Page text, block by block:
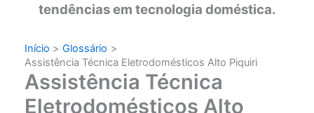
tendências em tecnologia doméstica.
Início
Glossário
Assistência Técnica Eletrodomésticos Alto Piquiri
Assistência Técnica
Eletrodomésticos Alto